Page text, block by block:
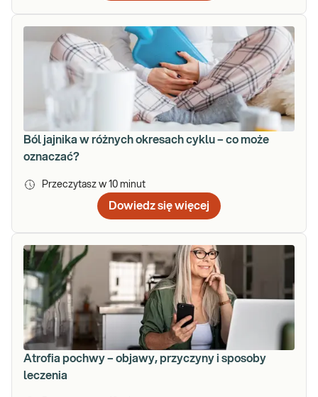
Ból jajnika w różnych okresach cyklu – co może
oznaczać?
Przeczytasz w 10 minut
Dowiedz się więcej
Atrofia pochwy – objawy, przyczyny i sposoby
leczenia